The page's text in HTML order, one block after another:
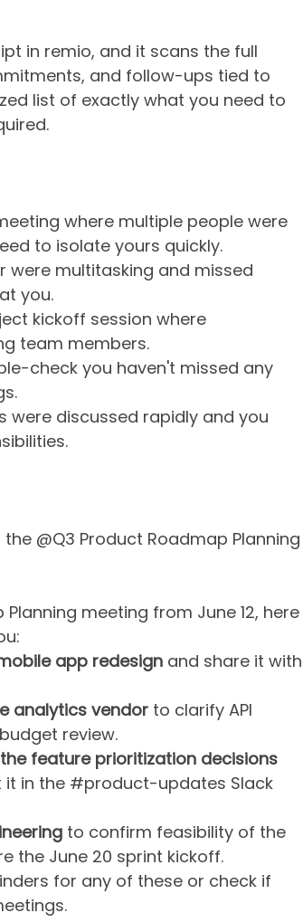
in remio, and it scans the full
and follow-ups tied to
list of exactly what you need to
where multiple people were
to isolate yours quickly.
were multitasking and missed
you.
kickoff session where
team members.
check you haven't missed any
were discussed rapidly and you
@Q3 Product Roadmap Planning
meeting from June 12, here
app redesign and share it with
analytics vendor to clarify API
review.
feature prioritization decisions
in the #product-updates Slack
to confirm feasibility of the
the June 20 sprint kickoff.
for any of these or check if